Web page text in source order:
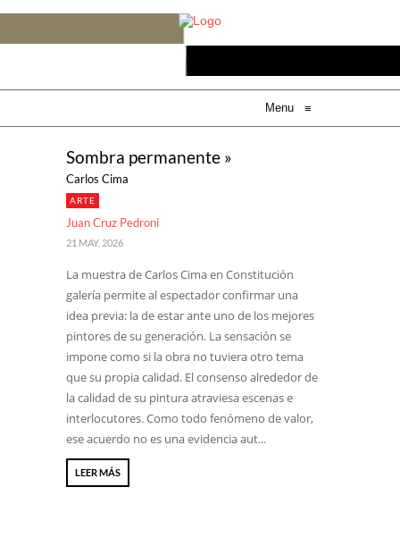
Menu ≡
Sombra permanente »
Carlos Cima
ARTE
Juan Cruz Pedroni
21 MAY, 2026
La muestra de Carlos Cima en Constitución
galería permite al espectador confirmar una
idea previa: la de estar ante uno de los mejores
pintores de su generación. La sensación se
impone como si la obra no tuviera otro tema
que su propia calidad. El consenso alrededor de
la calidad de su pintura atraviesa escenas e
interlocutores. Como todo fenómeno de valor,
ese acuerdo no es una evidencia aut...
LEER MÁS